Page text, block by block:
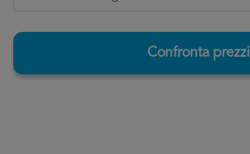
Confronta prezzi